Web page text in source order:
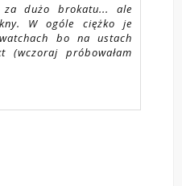
za dużo brokatu... ale
W ogóle ciężko je
bo na ustach
(wczoraj próbowałam